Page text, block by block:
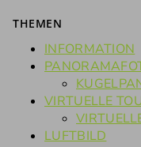
THEMEN
INFORMATION
VIRTUELLE
LUFTBILD